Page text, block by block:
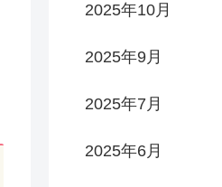
2025年10月
2025年9月
2025年7月
2025年6月